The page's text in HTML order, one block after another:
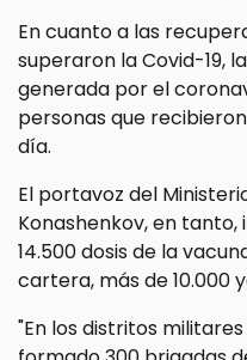
En cuanto a las
superaron la Covid-19,
generada por el
personas que
día.
El portavoz del
Konashenkov, en
14.500 dosis de la
cartera, más de 10.000
"En los distritos